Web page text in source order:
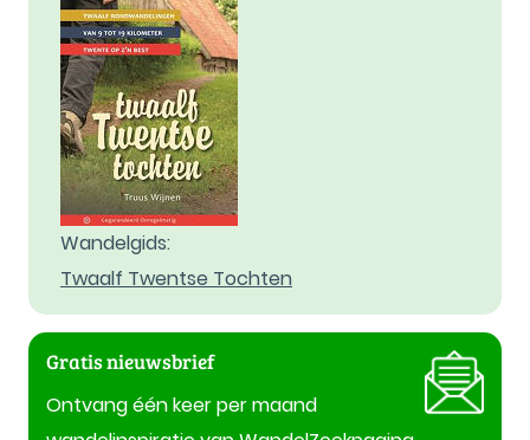
Wandelgids:
Twaalf Twentse Tochten
Gratis nieuwsbrief
Ontvang één keer per maand